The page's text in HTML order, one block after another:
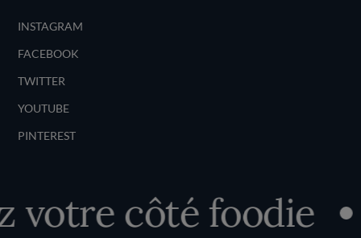
INSTAGRAM
FACEBOOK
TWITTER
YOUTUBE
PINTEREST
votre côté foodie